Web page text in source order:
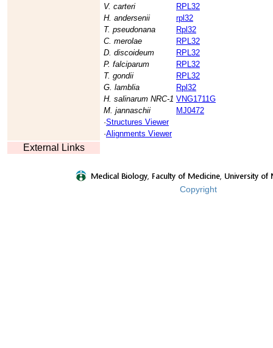
V. carteri
RPL32
H. andersenii
rpl32
T. pseudonana
Rpl32
C. merolae
RPL32
D. discoideum
RPL32
P. falciparum
RPL32
T. gondii
RPL32
G. lamblia
Rpl32
H. salinarum NRC-1 VNG1711G
M. jannaschii
MJ0472
·Structures Viewer
·Alignments Viewer
External Links
Copyright